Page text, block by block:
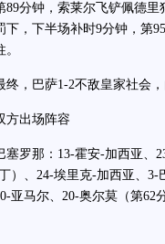
分钟，索莱尔飞铲佩德里
下，下半场补时9分钟，第
巴萨1-2不敌皇家社会，
出场阵容
那：13-霍安-加西亚、
）、24-埃里克-加西亚、3-
亚马尔、20-奥尔莫（第62